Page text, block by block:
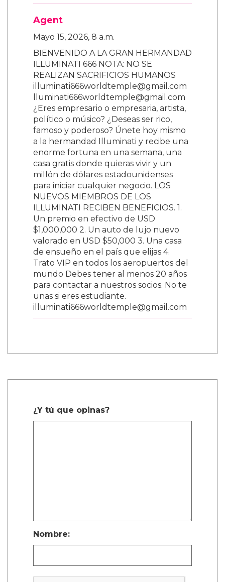
Agent
Mayo 15, 2026, 8 a.m.
BIENVENIDO A LA GRAN HERMANDAD
ILLUMINATI 666 NOTA: NO SE
REALIZAN SACRIFICIOS HUMANOS
illuminati666worldtemple@gmail.com
lluminati666worldtemple@gmail.com
¿Eres empresario o empresaria, artista,
político o músico? ¿Deseas ser rico,
famoso y poderoso? Únete hoy mismo
a la hermandad Illuminati y recibe una
enorme fortuna en una semana, una
casa gratis donde quieras vivir y un
millón de dólares estadounidenses
para iniciar cualquier negocio. LOS
NUEVOS MIEMBROS DE LOS
ILLUMINATI RECIBEN BENEFICIOS. 1.
Un premio en efectivo de USD
$1,000,000 2. Un auto de lujo nuevo
valorado en USD $50,000 3. Una casa
de ensueño en el país que elijas 4.
Trato VIP en todos los aeropuertos del
mundo Debes tener al menos 20 años
para contactar a nuestros socios. No te
unas si eres estudiante.
illuminati666worldtemple@gmail.com
¿Y tú que opinas?
Nombre: